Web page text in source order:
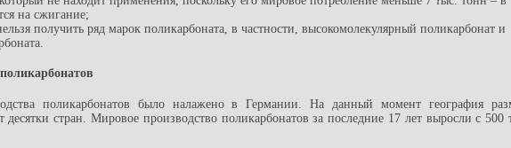
на сжигание;
получить ряд марок поликарбоната, в частности, высокомолекулярный поликарбонат и
поликарбонатов было налажено в Германии. На данный момент география
десятки стран. Мировое производство поликарбонатов за последние 17 лет выросли с 500